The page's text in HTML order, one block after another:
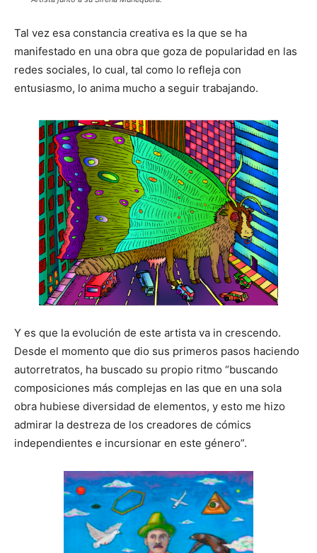
Tal vez esa constancia creativa es la que se ha
manifestado en una obra que goza de popularidad en las
redes sociales, lo cual, tal como lo refleja con
entusiasmo, lo anima mucho a seguir trabajando.
Y es que la evolución de este artista va in crescendo.
Desde el momento que dio sus primeros pasos haciendo
autorretratos, ha buscado su propio ritmo “buscando
composiciones más complejas en las que en una sola
obra hubiese diversidad de elementos, y esto me hizo
admirar la destreza de los creadores de cómics
independientes e incursionar en este género”.